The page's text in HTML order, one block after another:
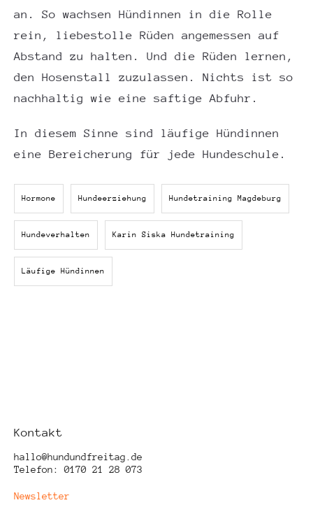
an. So wachsen Hündinnen in die Rolle
rein, liebestolle Rüden angemessen auf
Abstand zu halten. Und die Rüden lernen,
den Hosenstall zuzulassen. Nichts ist so
nachhaltig wie eine saftige Abfuhr.
In diesem Sinne sind läufige Hündinnen
eine Bereicherung für jede Hundeschule.
Hormone Hundeerziehung Hundetraining Magdeburg
Hundeverhalten Karin Siska Hundetraining
Läufige Hündinnen
Kontakt
hallo@hundundfreitag.de
Telefon: 0170 21 28 073
Newsletter